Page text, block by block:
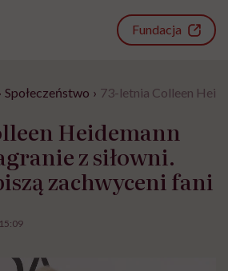
Fundacja
Społeczeństwo › 73-letnia Colleen
Heidemann
z siłowni.
zachwyceni fani